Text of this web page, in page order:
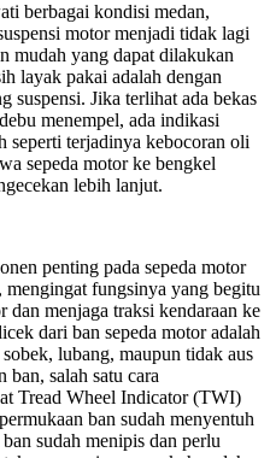
berbagai kondisi medan,
motor menjadi tidak lagi
mudah yang dapat dilakukan
layak pakai adalah dengan
suspensi. Jika terlihat ada bekas
menempel, ada indikasi
seperti terjadinya kebocoran oli
sepeda motor ke bengkel
lebih lanjut.
penting pada sepeda motor
fungsinya yang begitu
dan menjaga traksi kendaraan ke
dari ban sepeda motor adalah
lubang, maupun tidak aus
ban, salah satu cara
Tread Wheel Indicator (TWI)
ban sudah menyentuh
sudah menipis dan perlu